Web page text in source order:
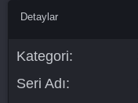
Detaylar
Kategori:
Seri Adı: